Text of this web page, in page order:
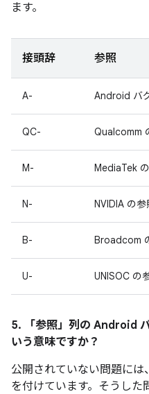
ます。
接頭辞 参照
A- Android バ
QC- Qualcomm
M- MediaTek
N- NVIDIA の
B- Broadcom
U- UNISOC の
5. 「参照」 列の Android
いう意味ですか？
公開されていない問題には
を付けています。そうした